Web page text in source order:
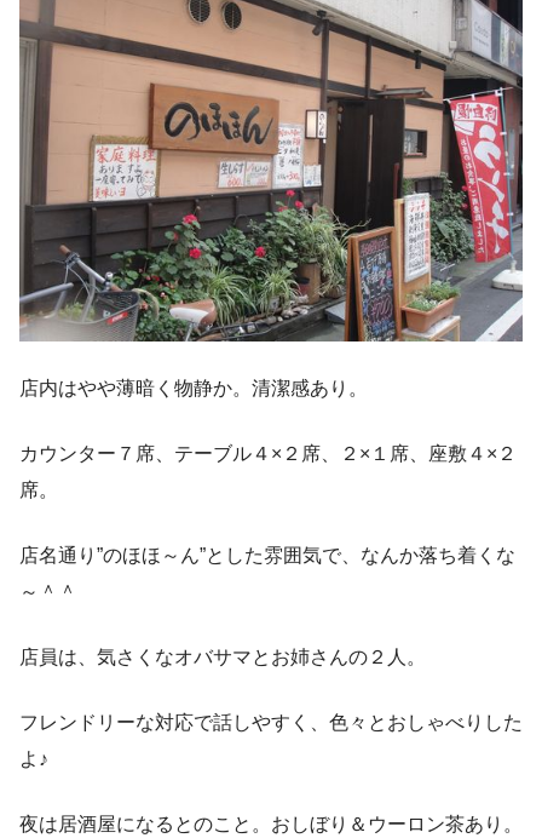
店内はやや薄暗く物静か。清潔感あり。
カウンター７席、テーブル４×２席、２×１席、座敷４×２
席。
店名通り”のほほ～ん”とした雰囲気で、なんか落ち着くな
～＾＾
店員は、気さくなオバサマとお姉さんの２人。
フレンドリーな対応で話しやすく、色々とおしゃべりした
よ♪
夜は居酒屋になるとのこと。おしぼり＆ウーロン茶あり。